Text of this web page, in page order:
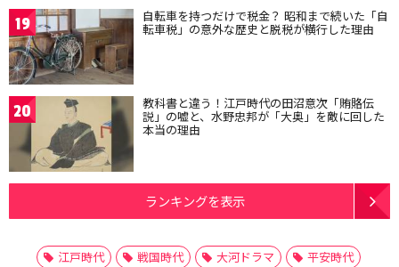
19 自転車を持つだけで税金？ 昭和まで続いた「自
転車税」の意外な歴史と脱税が横行した理由
20 教科書と違う！江戸時代の田沼意次「賄賂伝
説」の嘘と、水野忠邦が「大奥」を敵に回した
本当の理由
ランキングを表示
江戸時代 戦国時代 大河ドラマ
平安時代